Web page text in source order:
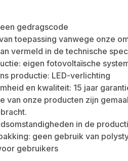
gedragscode
toepassing vanwege onze
vermeld in de technische
eigen fotovoltaïsche
productie: LED-verlichting
en kwaliteit: 15 jaar
van onze producten zijn
in de
geen gebruik van
gebruikers